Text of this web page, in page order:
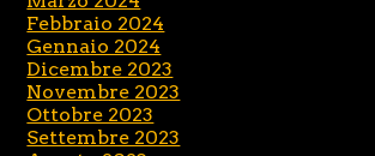
Febbraio 2024
Gennaio 2024
Dicembre 2023
Novembre 2023
Ottobre 2023
Settembre 2023